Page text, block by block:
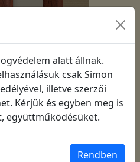
alatt állnak.
csak Simon
illetve szerzői
Kérjük és egyben meg is
együttműködésüket.
Rendben